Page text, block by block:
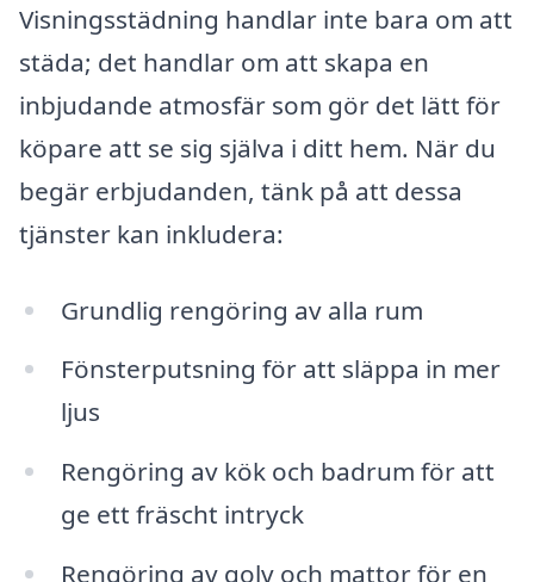
Visningsstädning handlar inte bara om att
städa; det handlar om att skapa en
inbjudande atmosfär som gör det lätt för
köpare att se sig själva i ditt hem. När du
begär erbjudanden, tänk på att dessa
tjänster kan inkludera:
Grundlig rengöring av alla rum
Fönsterputsning för att släppa in mer
ljus
Rengöring av kök och badrum för att
ge ett fräscht intryck
Rengöring av golv och mattor för en